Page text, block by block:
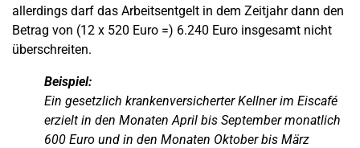
allerdings darf das Arbeitsentgelt in dem Zeitjahr dann den
Betrag von (12 x 520 Euro =) 6.240 Euro insgesamt nicht
überschreiten.
Beispiel:
Ein gesetzlich krankenversicherter Kellner im Eiscafé
erzielt in den Monaten April bis September monatlich
600 Euro und in den Monaten Oktober bis März